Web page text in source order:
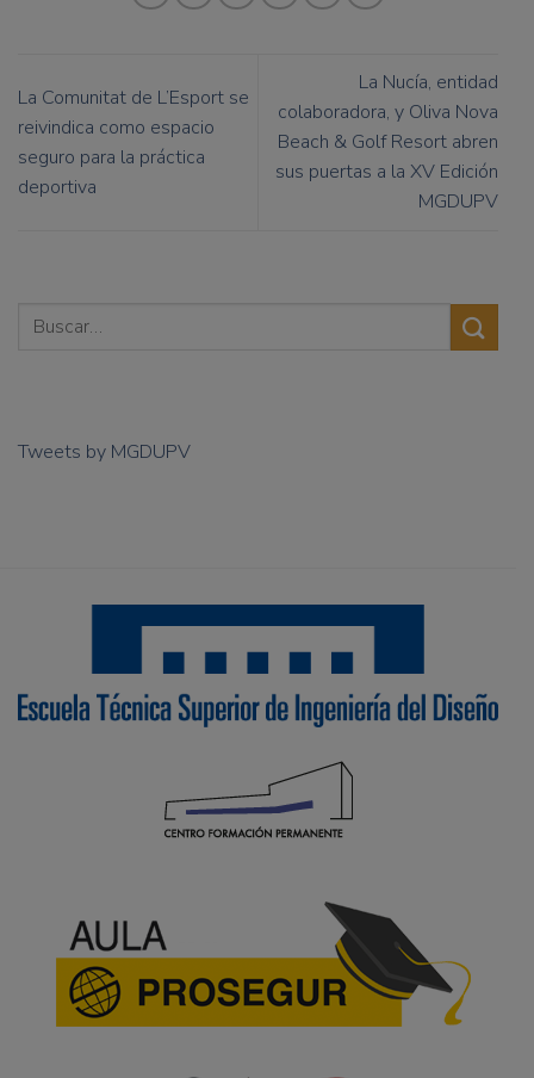
La Comunitat de L’Esport se
reivindica como espacio
seguro para la práctica
deportiva
La Nucía, entidad
colaboradora, y Oliva Nova
Beach & Golf Resort abren
sus puertas a la XV Edición
MGDUPV
Tweets by MGDUPV